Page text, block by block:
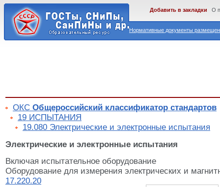
Нормативные документы
Добавить в закладки О
ОКС Общероссийский классификатор стандартов
19 ИСПЫТАНИЯ
19.080 Электрические и электронные испытания
Электрические и электронные испытания
Включая испытательное оборудование
Оборудование для измерения электрических и
17.220.20